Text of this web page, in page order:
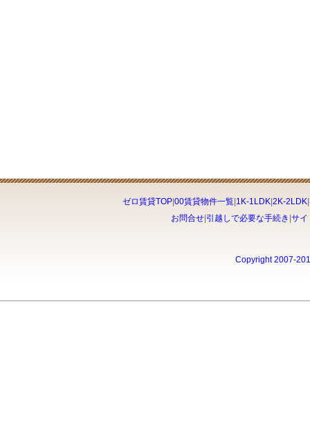
ゼロ賃貸TOP| 00賃貸物件一覧| 1K-1LDK| 2K-2LDK|
お問合せ 引越しで必要な手続き サイ
Copyright 2007-